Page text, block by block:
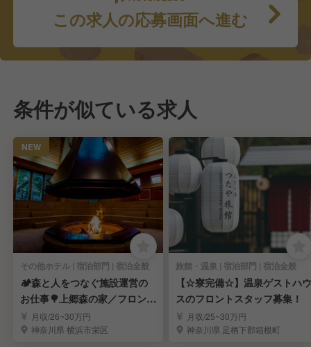
この求人の応募画面へ進む
条件が似ている求人
NEW
その他ホテル | 宿泊部門 | 宿泊全般
🏕️森と人をつなぐ施設運営の
お仕事🌳上郷森の家／フロント
マルチスタッフ
月収/26~30万円
神奈川県 横浜市栄区
旅館・温泉 | 宿泊部門 | 宿泊全般
【☆寮完備☆】温泉ゲストハウ
スのフロントスタッフ募集！
月収/25~30万円
神奈川県 足柄下郡箱根町